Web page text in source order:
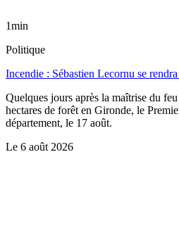
1min
Politique
Incendie : Sébastien Lecornu se
Quelques jours après la maîtrise du
hectares de forêt en Gironde, le
département, le 17 août.
Le 6 août 2026